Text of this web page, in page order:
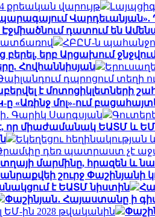
քրեական վարույթ
Վարդեւանյան».
դատում են
ՀԲԸՄ-ն
բերել, երբ Արցախում
Հովհաննիսյան
դպրոցում տեղի
է մոտոցիկլետների
ը «Առինջ մոլ»-ում
Գարիկ Սարգսյան
միաժամանակ ԵԱՏՄ և ԵՄ
Եկեղեցու
դեռ պատրաստ չէ
տղայի մարմինը, հրազեն և
շուրջ Փաշինյանի
է ԵԱՏՄ նիստին
Փաշինյան․ Հայաստանը ի
ին 2028 թվականին